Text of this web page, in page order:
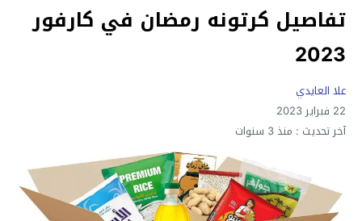
تفاصيل كرتونه رمضان في كارفور
2023
علا العايدي
22 فبراير 2023
آخر تحديث : منذ 3 سنوات